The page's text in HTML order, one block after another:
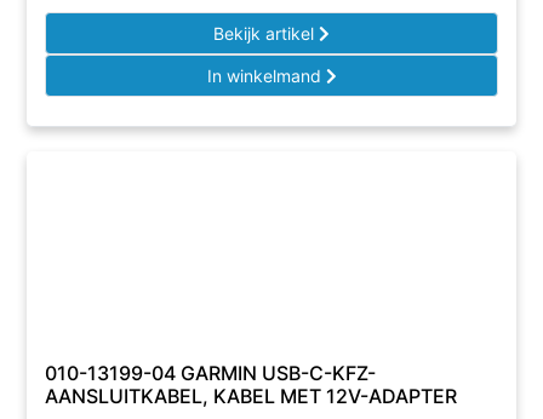
Bekijk artikel
In winkelmand
010-13199-04 GARMIN USB-C-KFZ-
AANSLUITKABEL, KABEL MET 12V-ADAPTER